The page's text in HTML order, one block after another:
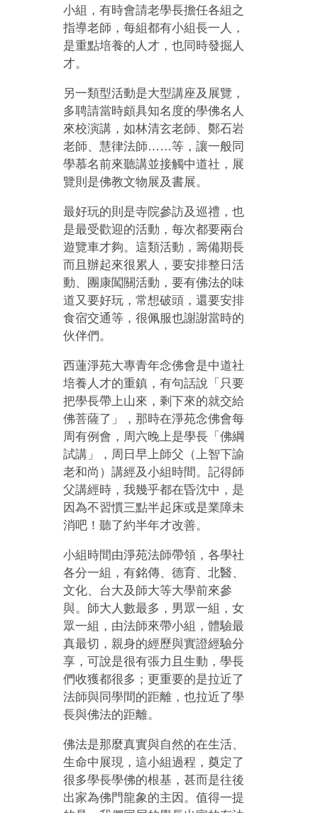
小組，有時會請老學長擔任各組之
指導老師，每組都有小組長一人，
是重點培養的人才，也同時發掘人
才。
另一類型活動是大型講座及展覽，
多聘請當時頗具知名度的學佛名人
來校演講，如林清玄老師、鄭石岩
老師、慧律法師……等，讓一般同
學慕名前來聽講並接觸中道社，展
覽則是佛教文物展及書展。
最好玩的則是寺院參訪及巡禮，也
是最受歡迎的活動，每次都要兩台
遊覽車才夠。這類活動，籌備期長
而且辦起來很累人，要安排整日活
動、團康闖關活動，要有佛法的味
道又要好玩，常想破頭，還要安排
食宿交通等，很佩服也謝謝當時的
伙伴們。
西蓮淨苑大專青年念佛會是中道社
培養人才的重鎮，有句話說「只要
把學長帶上山來，剩下來的就交給
佛菩薩了」，那時在淨苑念佛會每
周有例會，周六晚上是學長「佛綱
試講」，周日早上師父（上智下諭
老和尚）講經及小組時間。記得師
父講經時，我幾乎都在昏沈中，是
因為不習慣三點半起床或是業障未
消吧！聽了約半年才改善。
小組時間由淨苑法師帶領，各學社
各分一組，有銘傳、德育、北醫、
文化、台大及師大等大學前來參
與。師大人數最多，男眾一組，女
眾一組，由法師來帶小組，體驗最
真最切，親身的經歷與實證經驗分
享，可說是很有張力且生動，學長
們收獲都很多；更重要的是拉近了
法師與同學間的距離，也拉近了學
長與佛法的距離。
佛法是那麼真實與自然的在生活、
生命中展現，這小組過程，奠定了
很多學長學佛的根基，甚而是往後
出家為佛門龍象的主因。值得一提